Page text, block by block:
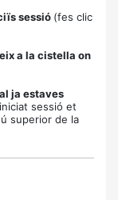
sessió (fes clic
a la cistella on
ja estaves
sessió et
superior de la